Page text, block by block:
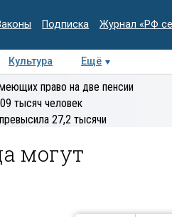
Подписка Журнал «РФ
Культура
Ещё
Колумнисты
право на две пенсии
тысяч человек
27,2 тысячи
могут